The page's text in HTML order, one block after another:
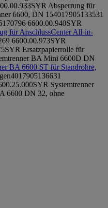
SYR Absperrung für
6600, DN 154017905133531
6600.00.940SYR
für AnschlussCenter All-in-
6600.00.973SYR
SYR Ersatzpapierrolle für
BA Mini 6600D DN
BA 6600 ST für Standrohre,
4017905136631
SYR Systemtrenner
6600 DN 32, ohne